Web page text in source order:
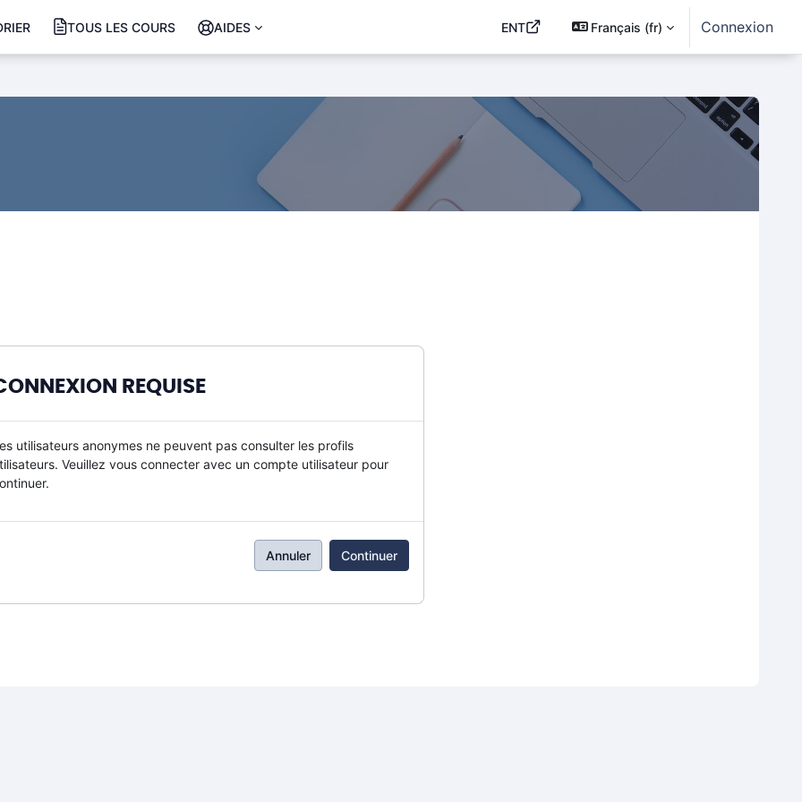
TOUS LES COURS AIDES ENT Français ‎(fr)‎ Connexion
REQUISE
utilisateurs anonymes ne peuvent pas consulter les profils
Veuillez vous connecter avec un compte utilisateur pour
Annuler Continuer